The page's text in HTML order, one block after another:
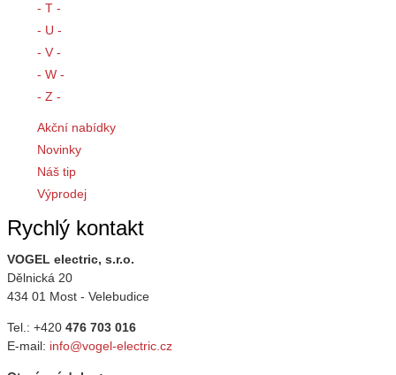
- T -
- U -
- V -
- W -
- Z -
Akční nabídky
Novinky
Náš tip
Výprodej
Rychlý kontakt
VOGEL electric, s.r.o.
Dělnická 20
434 01 Most - Velebudice
Tel.: +420 476 703 016
E-mail: info@vogel-electric.cz